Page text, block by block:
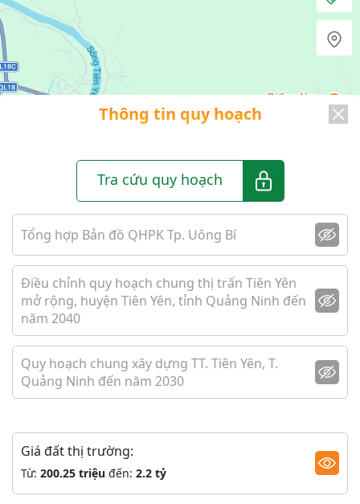
Thông tin quy hoạch
Tra cứu quy hoạch
Tổng hợp Bản đồ QHPK Tp. Uông Bí
Điều chỉnh quy hoạch chung thị trấn Tiên Yên
mở rộng, huyện Tiên Yên, tỉnh Quảng Ninh đến
năm 2040
Quy hoạch chung xây dựng TT. Tiên Yên, T.
Quảng Ninh đến năm 2030
Giá đất thị trường:
Từ: 200.25 triệu đến: 2.2 tỷ